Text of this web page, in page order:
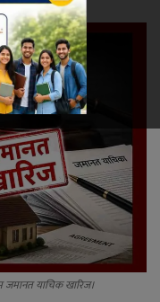
जमानत याचिक खारिज।